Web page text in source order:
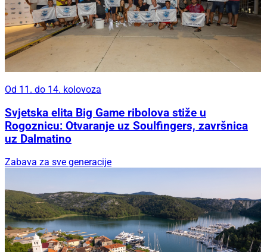
Od 11. do 14. kolovoza
Svjetska elita Big Game ribolova stiže u
Rogoznicu: Otvaranje uz Soulfingers, završnica
uz Dalmatino
Zabava za sve generacije